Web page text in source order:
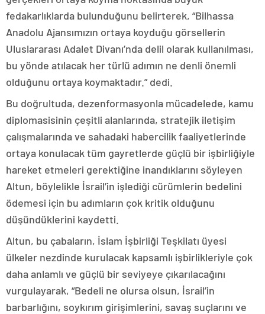
fedakarlıklarda bulunduğunu belirterek, “Bilhassa
Anadolu Ajansımızın ortaya koyduğu görsellerin
Uluslararası Adalet Divanı’nda delil olarak kullanılması,
bu yönde atılacak her türlü adımın ne denli önemli
olduğunu ortaya koymaktadır.” dedi.
Bu doğrultuda, dezenformasyonla mücadelede, kamu
diplomasisinin çeşitli alanlarında, stratejik iletişim
çalışmalarında ve sahadaki habercilik faaliyetlerinde
ortaya konulacak tüm gayretlerde güçlü bir işbirliğiyle
hareket etmeleri gerektiğine inandıklarını söyleyen
Altun, böylelikle İsrail’in işlediği cürümlerin bedelini
ödemesi için bu adımların çok kritik olduğunu
düşündüklerini kaydetti.
Altun, bu çabaların, İslam İşbirliği Teşkilatı üyesi
ülkeler nezdinde kurulacak kapsamlı işbirlikleriyle çok
daha anlamlı ve güçlü bir seviyeye çıkarılacağını
vurgulayarak, “Bedeli ne olursa olsun, İsrail’in
barbarlığını, soykırım girişimlerini, savaş suçlarını ve